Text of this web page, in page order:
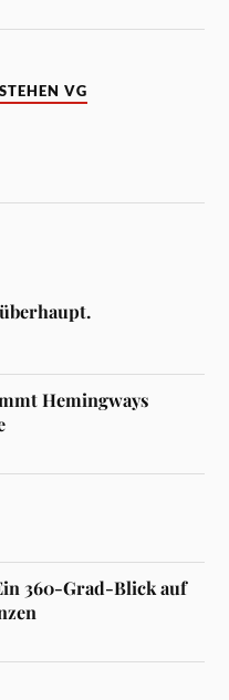
VG
Hemingways
360-Grad-Blick auf